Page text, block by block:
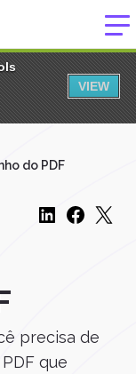
VIEW
do PDF
precisa de
que